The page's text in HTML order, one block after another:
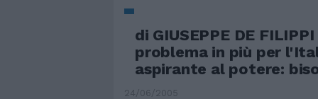
di GIUSEPPE DE FILIPPI
problema in più per
aspirante al potere:
24/06/2005